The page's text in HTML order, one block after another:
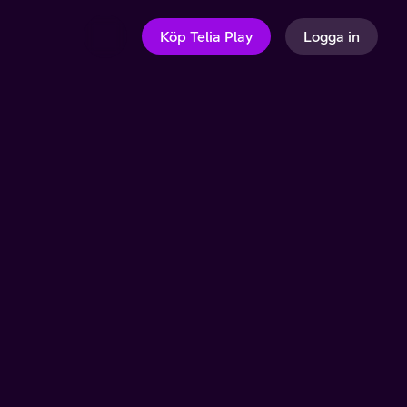
Köp Telia Play Logga in